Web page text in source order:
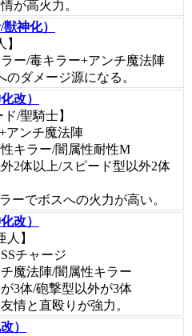
が高火力。
神化）
ー/毒キラー+アンチ魔法陣
のダメージ源になる。
改）
/聖騎士】
アンチ魔法陣
キラー/闇属性耐性M
2体以上/スピード型以外2体
ーでボスへの火力が高い。
改）
人】
チャージ
魔法陣/闇属性キラー
3体/砲撃型以外が3体
情と直殴りが強力。
）